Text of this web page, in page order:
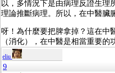
以，多情況下是由病理反證生理
理論推斷病理。所以，在中醫臟
呀！為什麼要把脾拿掉？這在中
（消化），在中醫是相當重要的
eliu
9